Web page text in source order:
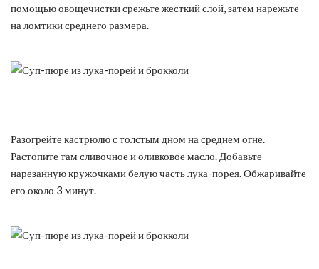
помощью овощечистки срежьте жесткий слой, затем нарежьте
на ломтики среднего размера.
Разогрейте кастрюлю с толстым дном на среднем огне.
Растопите там сливочное и оливковое масло. Добавьте
нарезанную кружочками белую часть лука-порея. Обжаривайте
его около 3 минут.